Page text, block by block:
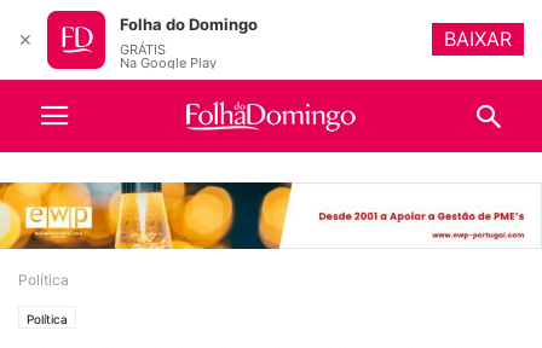
Política
Política
✕
Folha do Domingo
GRÁTIS
Na Google Play
BAIXAR